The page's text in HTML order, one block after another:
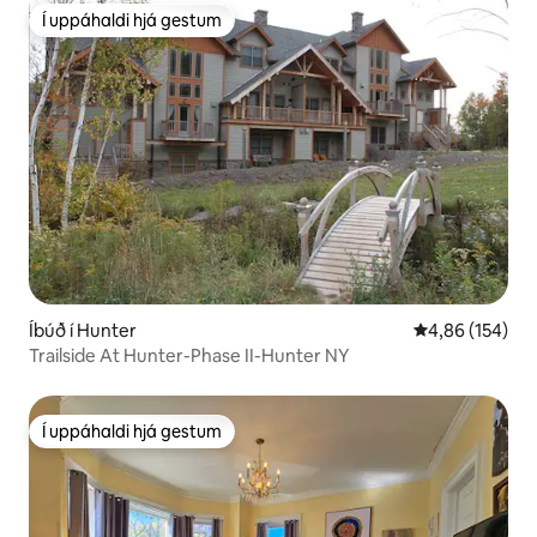
Í uppáhaldi hjá gestum
Í uppáhaldi hjá gestum
Íbúð í Hunter 4,86 af 5 í
4,86 (154)
Trailside At Hunter-Phase II-Hunter NY
Í uppáhaldi hjá gestum
Í uppáhaldi hjá gestum